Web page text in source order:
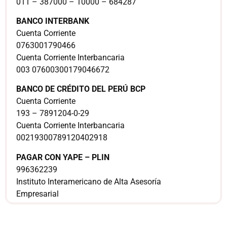
BANCO INTERBANK
Cuenta Corriente
0763001790466
Cuenta Corriente Interbancaria
003 07600300179046672
BANCO DE CRÉDITO DEL PERÚ BCP
Cuenta Corriente
193 – 7891204-0-29
Cuenta Corriente Interbancaria
00219300789120402918
PAGAR CON YAPE – PLIN
996362239
Instituto Interamericano de Alta Asesoría
Empresarial